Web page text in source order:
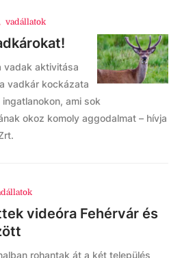
vadállatok
vadak aktivitása
vadkár kockázata
ami sok
okoz komoly aggodalmat – hívja
videóra Fehérvár és
rohantak át a két település